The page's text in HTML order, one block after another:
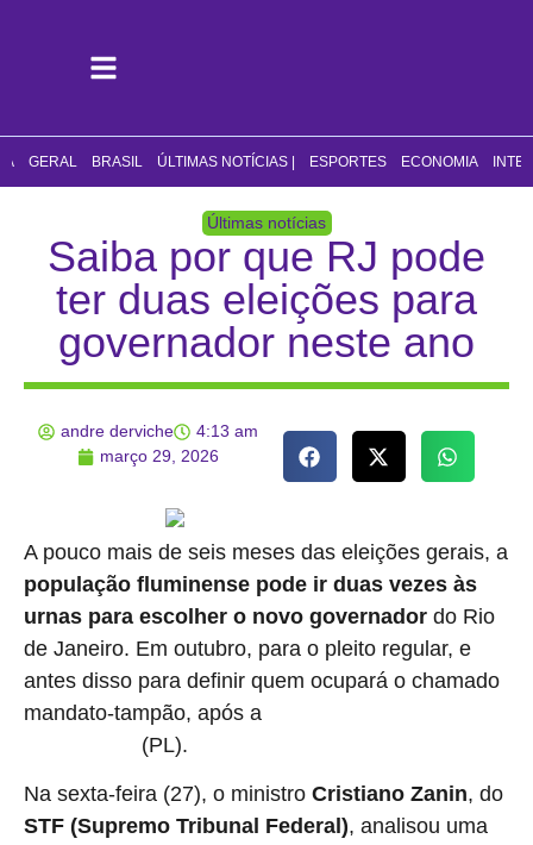
GERAL BRASIL ÚLTIMAS NOTÍCIAS | ESPORTES ECONOMIA
Últimas notícias
Saiba por que RJ pode
ter duas eleições para
governador neste ano
andre derviche
4:13 am
março 29, 2026
A pouco mais de seis meses das eleições gerais, a
população fluminense pode ir duas vezes às
urnas para escolher o novo governador do Rio
de Janeiro. Em outubro, para o pleito regular, e
antes disso para definir quem ocupará o chamado
mandato-tampão, após a
(PL).
Na sexta-feira (27), o ministro Cristiano Zanin, do
STF (Supremo Tribunal Federal), analisou uma